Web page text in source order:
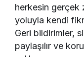
herkesin gerçek
yoluyla kendi
Geri bildirimler,
paylaşılır ve